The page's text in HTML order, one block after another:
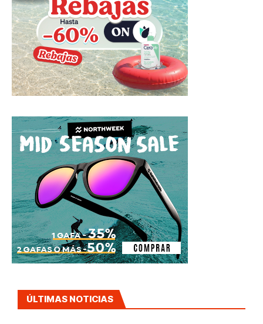
ÚLTIMAS NOTICIAS